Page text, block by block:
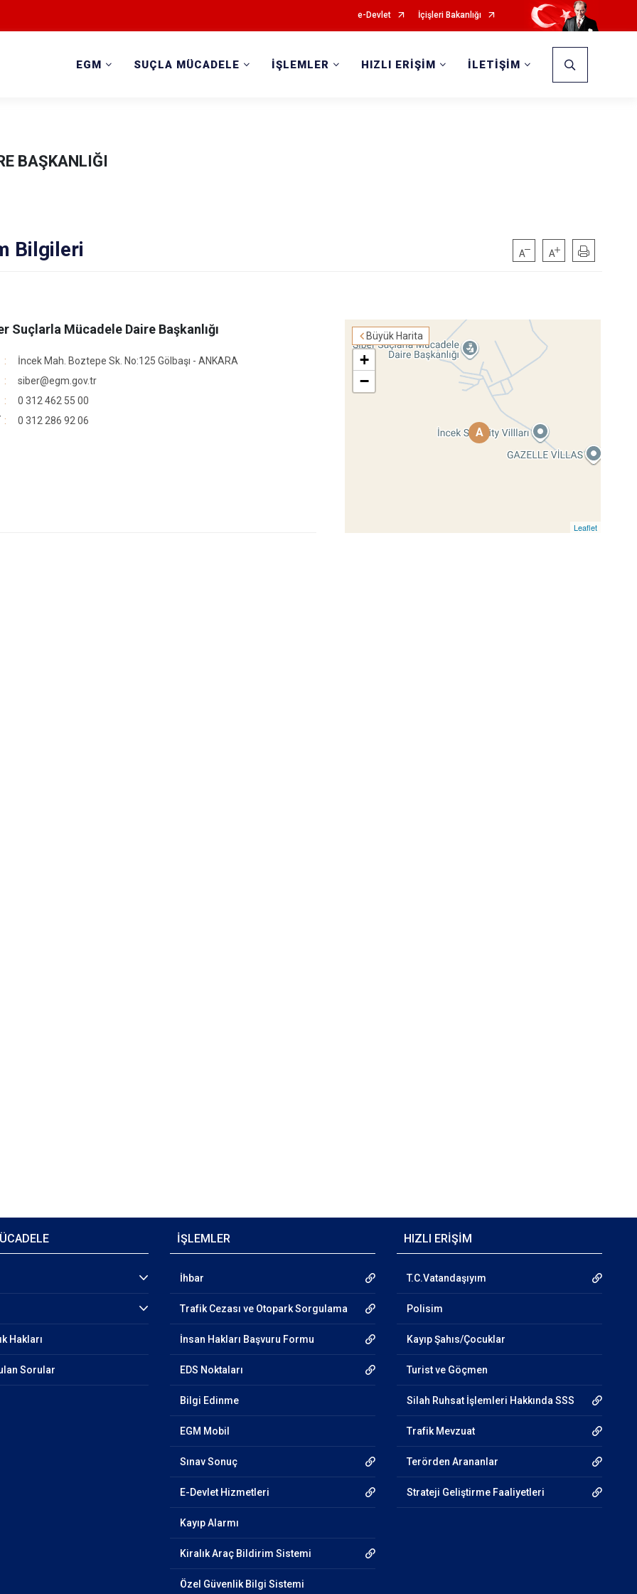
e-Devlet İçişleri Bakanlığı
EGM SUÇLA MÜCADELE İŞLEMLER HIZLI ERİŞİM İLETİŞİM
BAŞKANLIĞI
Bilgileri
Büyük Harita
A
+
−
Leaflet
Suçlarla Mücadele Daire Başkanlığı
İncek Mah. Boztepe Sk. No:125 Gölbaşı - ANKARA
siber@egm.gov.tr
0 312 462 55 00
0 312 286 92 06
Hakları
Sorular
İŞLEMLER
İhbar
Trafik Cezası ve Otopark Sorgulama
İnsan Hakları Başvuru Formu
EDS Noktaları
Bilgi Edinme
EGM Mobil
Sınav Sonuç
E-Devlet Hizmetleri
Kayıp Alarmı
Kiralık Araç Bildirim Sistemi
Özel Güvenlik Bilgi Sistemi
HIZLI ERİŞİM
T.C.Vatandaşıyım
Polisim
Kayıp Şahıs/Çocuklar
Turist ve Göçmen
Silah Ruhsat İşlemleri Hakkında SSS
Trafik Mevzuat
Terörden Arananlar
Strateji Geliştirme Faaliyetleri